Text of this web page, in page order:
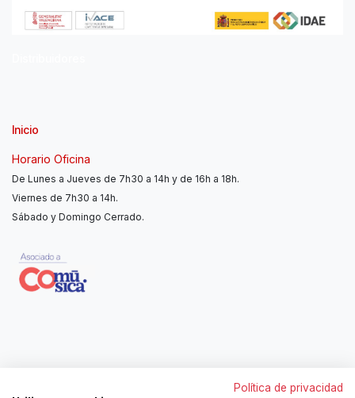
Inicio
Horario Oficina
De Lunes a Jueves de 7h30 a 14h y de 16h a 18h.
Viernes de 7h30 a 14h.
Sábado y Domingo Cerrado.
Política de privacidad